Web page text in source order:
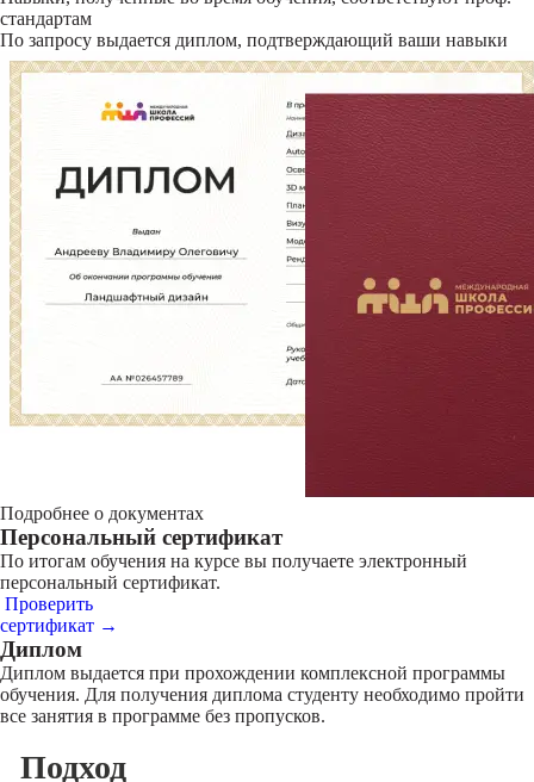
стандартам
По запросу выдается диплом, подтверждающий ваши навыки
Подробнее о документах
Персональный сертификат
По итогам обучения на курсе вы получаете электронный
персональный сертификат.
Проверить
сертификат →
Диплом
Диплом выдается при прохождении комплексной программы
обучения. Для получения диплома студенту необходимо пройти
все занятия в программе без пропусков.
Подход